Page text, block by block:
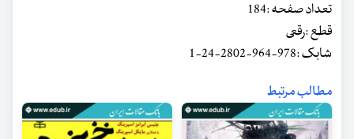
تعداد صفحه :184
قطع :رقعی
شابک :978-964-2802-24-1
مطالب مرتبط